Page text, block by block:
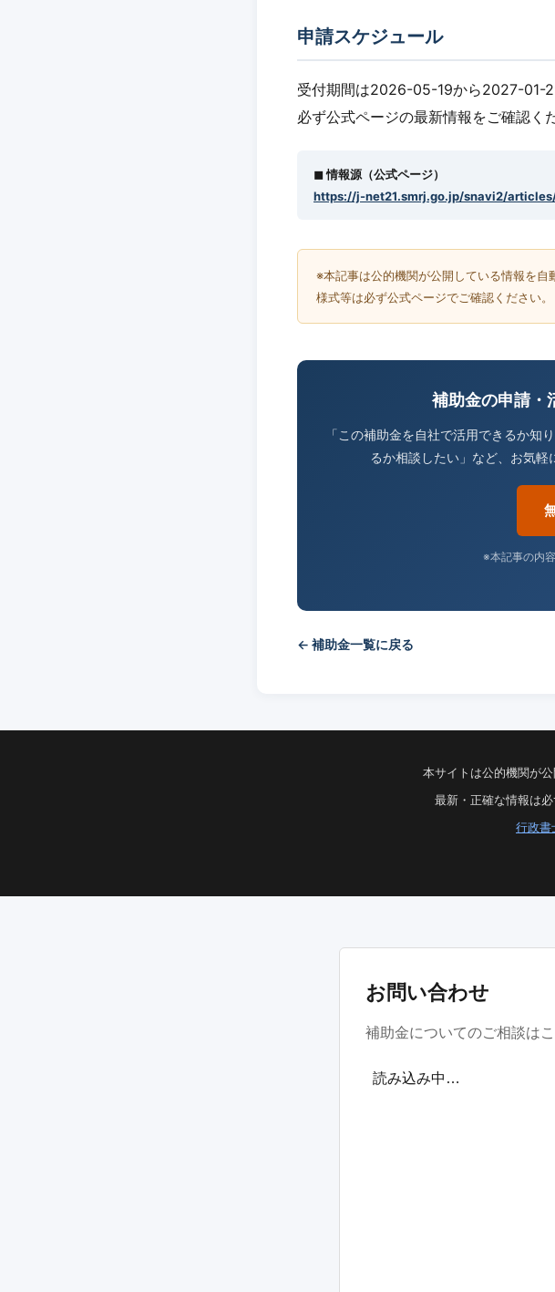
申請スケジュール
受付期間は2026-05-19から2027-01-
必ず公式ページの最新情報をご確認く
◼︎ 情報源（公式ページ）
https://j-net21.smrj.go.jp/snavi2/
※本記事は公的機関が公開している情報を自
様式等は必ず公式ページでご確認ください。
補助金の申請・
「この補助金を自社で活用できるか知
るか相談したい」など、お気軽
※本記事の内
← 補助金一覧に戻る
本サイトは公的機関が
最新・正確な情報は
行政書
お問い合わせ
補助金についてのご相談は